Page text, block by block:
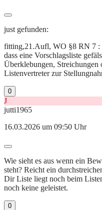
just gefunden:
fitting,21.Aufl, WO §8 RN 7 :
dass eine Vorschlagsliste
Überklebungen, Streichungen
Listenvertreter zur
0
J
jutti1965
16.03.2026 um 09:50 Uhr
Wie sieht es aus wenn ein
steht? Reicht ein
Dir Liste liegt noch beim
noch keine geleistet.
0